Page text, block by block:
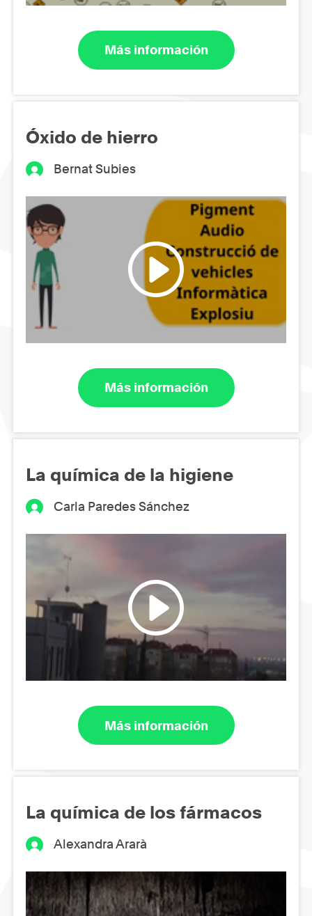
Más información
Óxido de hierro
Bernat Subies
Más información
La química de la higiene
Carla Paredes Sánchez
Más información
La química de los fármacos
Alexandra Ararà